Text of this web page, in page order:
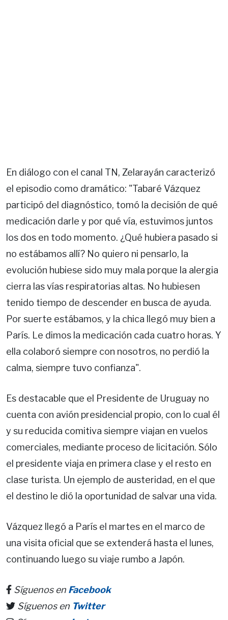
En diálogo con el canal TN, Zelarayán caracterizó
el episodio como dramático: "Tabaré Vázquez
participó del diagnóstico, tomó la decisión de qué
medicación darle y por qué vía, estuvimos juntos
los dos en todo momento. ¿Qué hubiera pasado si
no estábamos allí? No quiero ni pensarlo, la
evolución hubiese sido muy mala porque la alergia
cierra las vías respiratorias altas. No hubiesen
tenido tiempo de descender en busca de ayuda.
Por suerte estábamos, y la chica llegó muy bien a
París. Le dimos la medicación cada cuatro horas. Y
ella colaboró siempre con nosotros, no perdió la
calma, siempre tuvo confianza".
Es destacable que el Presidente de Uruguay no
cuenta con avión presidencial propio, con lo cual él
y su reducida comitiva siempre viajan en vuelos
comerciales, mediante proceso de licitación. Sólo
el presidente viaja en primera clase y el resto en
clase turista. Un ejemplo de austeridad, en el que
el destino le dió la oportunidad de salvar una vida.
Vázquez llegó a París el martes en el marco de
una visita oficial que se extenderá hasta el lunes,
continuando luego su viaje rumbo a Japón.
Síguenos en Facebook
Síguenos en Twitter